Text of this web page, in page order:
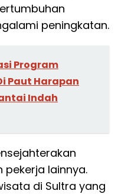
peningkatan.
Program
Paut Harapan
Indah
pekerja lainnya.
di Sultra yang